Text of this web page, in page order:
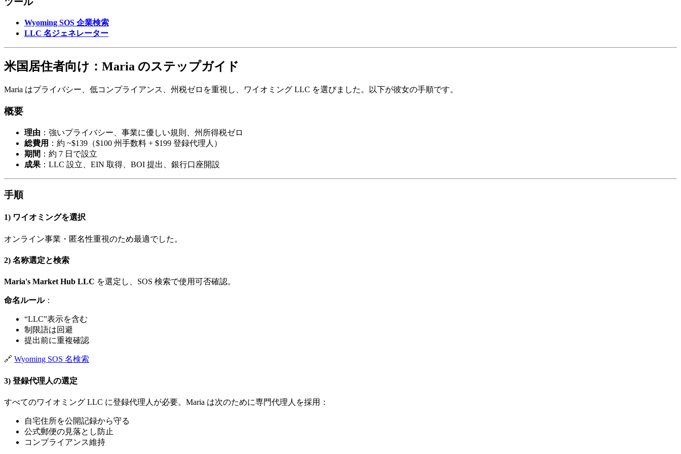
Wyoming SOS 企業検索
LLC 名ジェネレーター
米国居住者向け：Maria のステップガイド
Maria はプライバシー、低コンプライアンス、州税ゼロを重視し、ワイオミング LLC を選びました。以下が彼女の手順です。
概要
理由 ：強いプライバシー、事業に優しい規則、州所得税ゼロ
総費用 ：約 ~$139（$100 州手数料 + $199 登録代理人）
期間 ：約 7 日で設立
成果 ：LLC 設立、EIN 取得、BOI 提出、銀行口座開設
手順
1) ワイオミングを選択
オンライン事業・匿名性重視のため最適でした。
2) 名称選定と検索
Maria's Market Hub LLC を選定し、SOS 検索で使用可否確認。
命名ルール：
“LLC”表示を含む
制限語は回避
提出前に重複確認
🔗 Wyoming SOS 名検索
3) 登録代理人の選定
すべてのワイオミング LLC に登録代理人が必要。Maria は次のために専門代理人を採用：
自宅住所を公開記録から守る
公式郵便の見落とし防止
コンプライアンス維持